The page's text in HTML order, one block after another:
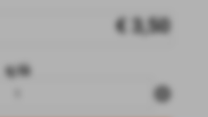
€ 3,50
q.tà
add_circle